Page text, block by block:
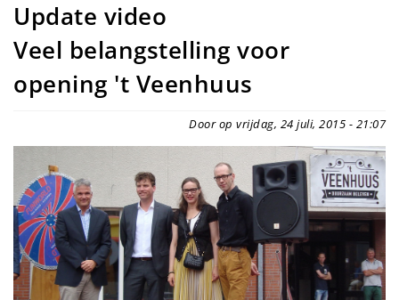
Update video
Veel belangstelling voor
opening 't Veenhuus
Door op vrijdag, 24 juli, 2015 - 21:07